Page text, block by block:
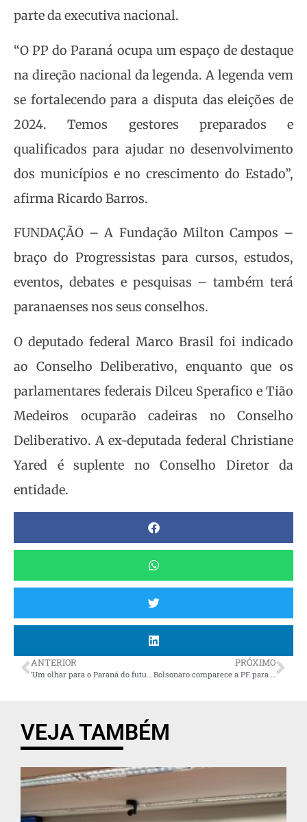
parte da executiva nacional.
“O PP do Paraná ocupa um espaço de destaque
na direção nacional da legenda. A legenda vem
se fortalecendo para a disputa das eleições de
2024. Temos gestores preparados e
qualificados para ajudar no desenvolvimento
dos municípios e no crescimento do Estado”,
afirma Ricardo Barros.
FUNDAÇÃO – A Fundação Milton Campos –
braço do Progressistas para cursos, estudos,
eventos, debates e pesquisas – também terá
paranaenses nos seus conselhos.
O deputado federal Marco Brasil foi indicado
ao Conselho Deliberativo, enquanto que os
parlamentares federais Dilceu Sperafico e Tião
Medeiros ocuparão cadeiras no Conselho
Deliberativo. A ex-deputada federal Christiane
Yared é suplente no Conselho Diretor da
entidade.
ANTERIOR
‘Um olhar para o Paraná do futuro’, artigo de Alexandre Curi
PRÓXIMO
Bolsonaro comparece a PF para depor sobre o 8 de janeiro
VEJA TAMBÉM